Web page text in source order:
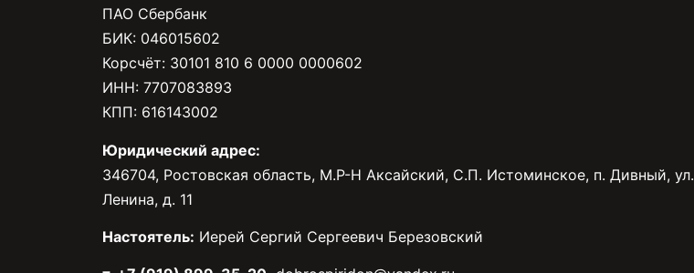
ПАО Сбербанк
БИК: 046015602
Корсчёт: 30101 810 6 0000 0000602
ИНН: 7707083893
КПП: 616143002
Юридический адрес:
346704, Ростовская область, М.Р-Н Аксайский, С.П. Истоминское, п. Дивный, ул.
Ленина, д. 11
Настоятель: Иерей Сергий Сергеевич Березовский